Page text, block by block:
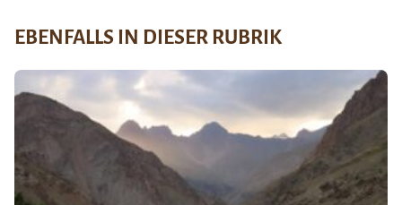
EBENFALLS IN DIESER RUBRIK